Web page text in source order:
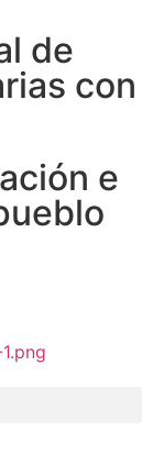
de
con
e